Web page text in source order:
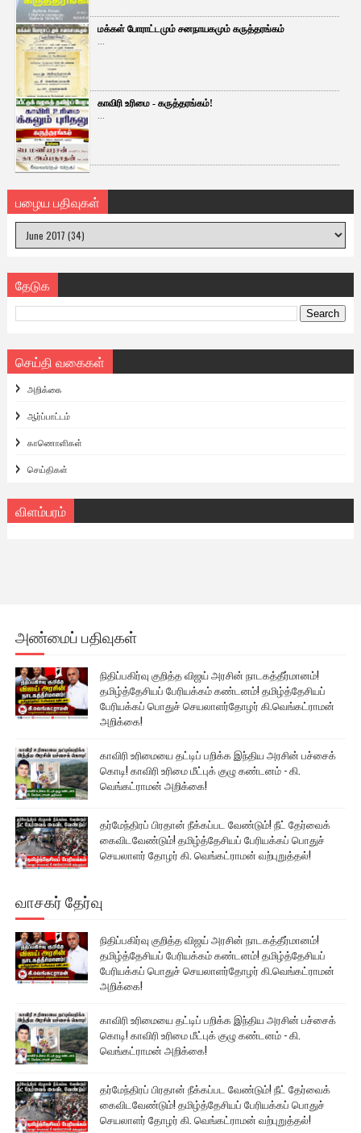
மக்கள் போராட்டமும் சனநாயகமும் கருத்தரங்கம்
...
காவிரி உரிமை - கருத்தரங்கம்!
...
பழைய பதிவுகள்
தேடுக
செய்தி வகைகள்
அறிக்கை
ஆர்ப்பாட்டம்
காணொளிகள்
செய்திகள்
விளம்பரம்
அண்மைப் பதிவுகள்
நிதிப்பகிர்வு குறித்த விஜய் அரசின் நாடகத்தீர்மானம்!
தமிழ்த்தேசியப் பேரியக்கம் கண்டனம்! தமிழ்த்தேசியப்
பேரியக்கப் பொதுச் செயலாளர்தோழர் கி.வெங்கட்ராமன்
அறிக்கை!
காவிரி உரிமையை தட்டிப் பறிக்க இந்திய அரசின் பச்சைக்
கொடி! காவிரி உரிமை மீட்புக் குழு கண்டனம் - கி.
வெங்கட்ராமன் அறிக்கை!
தர்மேந்திரப் பிரதான் நீக்கப்பட வேண்டும்! நீட் தேர்வைக்
கைவிடவேண்டும்! தமிழ்த்தேசியப் பேரியக்கப் பொதுச்
செயலாளர் தோழர் கி. வெங்கட்ராமன் வற்புறுத்தல்!
வாசகர் தேர்வு
நிதிப்பகிர்வு குறித்த விஜய் அரசின் நாடகத்தீர்மானம்!
தமிழ்த்தேசியப் பேரியக்கம் கண்டனம்! தமிழ்த்தேசியப்
பேரியக்கப் பொதுச் செயலாளர்தோழர் கி.வெங்கட்ராமன்
அறிக்கை!
காவிரி உரிமையை தட்டிப் பறிக்க இந்திய அரசின் பச்சைக்
கொடி! காவிரி உரிமை மீட்புக் குழு கண்டனம் - கி.
வெங்கட்ராமன் அறிக்கை!
தர்மேந்திரப் பிரதான் நீக்கப்பட வேண்டும்! நீட் தேர்வைக்
கைவிடவேண்டும்! தமிழ்த்தேசியப் பேரியக்கப் பொதுச்
செயலாளர் தோழர் கி. வெங்கட்ராமன் வற்புறுத்தல்!